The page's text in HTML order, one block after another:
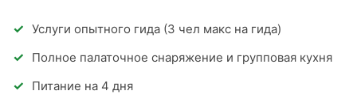
Услуги опытного гида (3 чел макс на гида)
Полное палаточное снаряжение и групповая кухня
Питание на 4 дня